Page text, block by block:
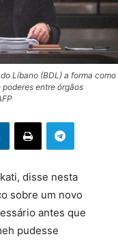
Líbano (BDL) a forma como
entre órgãos
disse nesta
sobre um novo
antes que
pudesse